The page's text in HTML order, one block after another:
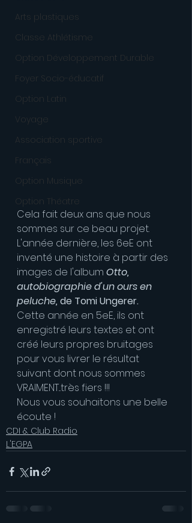
Arts plastiques
Classe Athlétisme
Option Développement Durable
Foyer Socio-éducatif
Option Latin
Voyage
Association sportive
Français
Option Musique
Option Théatre
Cela fait deux ans que nous
sommes sur ce beau projet.
L'année dernière, les 6eE ont
inventé une histoire à partir des
images de l'album Otto,
autobiographie d'un ours en
peluche, de Tomi Ungerer.
Cette année en 5eE, ils ont
enregistré leurs textes et ont
créé leurs propres bruitages
pour vous livrer le résultat
suivant dont nous sommes
VRAIMENT...très fiers !!!
Nous vous souhaitons une belle
écoute !
CDI & Club Radio
L'EGPA